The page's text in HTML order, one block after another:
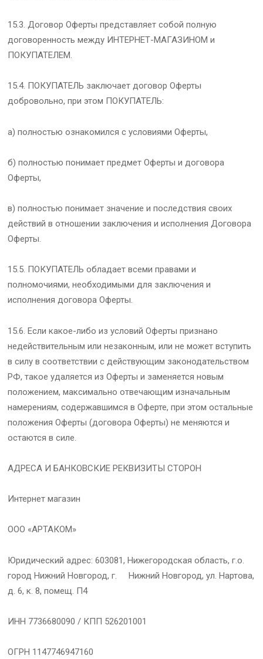
15.3. Договор Оферты представляет собой полную
договоренность между ИНТЕРНЕТ-МАГАЗИНОМ и
ПОКУПАТЕЛЕМ.
15.4. ПОКУПАТЕЛЬ заключает договор Оферты
добровольно, при этом ПОКУПАТЕЛЬ:
а) полностью ознакомился с условиями Оферты,
б) полностью понимает предмет Оферты и договора
Оферты,
в) полностью понимает значение и последствия своих
действий в отношении заключения и исполнения Договора
Оферты.
15.5. ПОКУПАТЕЛЬ обладает всеми правами и
полномочиями, необходимыми для заключения и
исполнения договора Оферты.
15.6. Если какое-либо из условий Оферты признано
недействительным или незаконным, или не может вступить
в силу в соответствии с действующим законодательством
РФ, такое удаляется из Оферты и заменяется новым
положением, максимально отвечающим изначальным
намерениям, содержавшимся в Оферте, при этом остальные
положения Оферты (договора Оферты) не меняются и
остаются в силе.
АДРЕСА И БАНКОВСКИЕ РЕКВИЗИТЫ СТОРОН
Интернет магазин
ООО «АРТАКОМ»
Юридический адрес: 603081, Нижегородская область, г.о.
город Нижний Новгород, г. Нижний Новгород, ул. Нартова,
д. 6, к. 8, помещ. П4
ИНН 7736680090 / КПП 526201001
ОГРН 1147746947160